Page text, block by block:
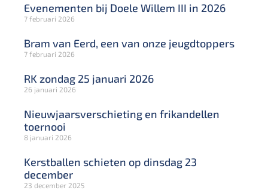
Evenementen bij Doele Willem III in 2026
7 februari 2026
Bram van Eerd, een van onze jeugdtoppers
7 februari 2026
RK zondag 25 januari 2026
26 januari 2026
Nieuwjaarsverschieting en frikandellen
toernooi
8 januari 2026
Kerstballen schieten op dinsdag 23
december
23 december 2025